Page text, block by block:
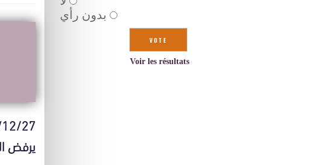
27
يرفض
بدون رأي
Voir les résultats